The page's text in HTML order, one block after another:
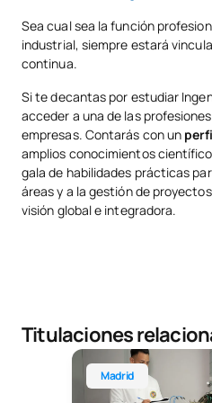
Sea cual sea la función
industrial, siempre estará
continua.
Si te decantas por estudiar
acceder a una de las
empresas. Contarás con un
amplios conocimientos
gala de habilidades prácticas
áreas y a la gestión de
visión global e integradora.
Titulaciones
Madrid
Grado en Ingeniería